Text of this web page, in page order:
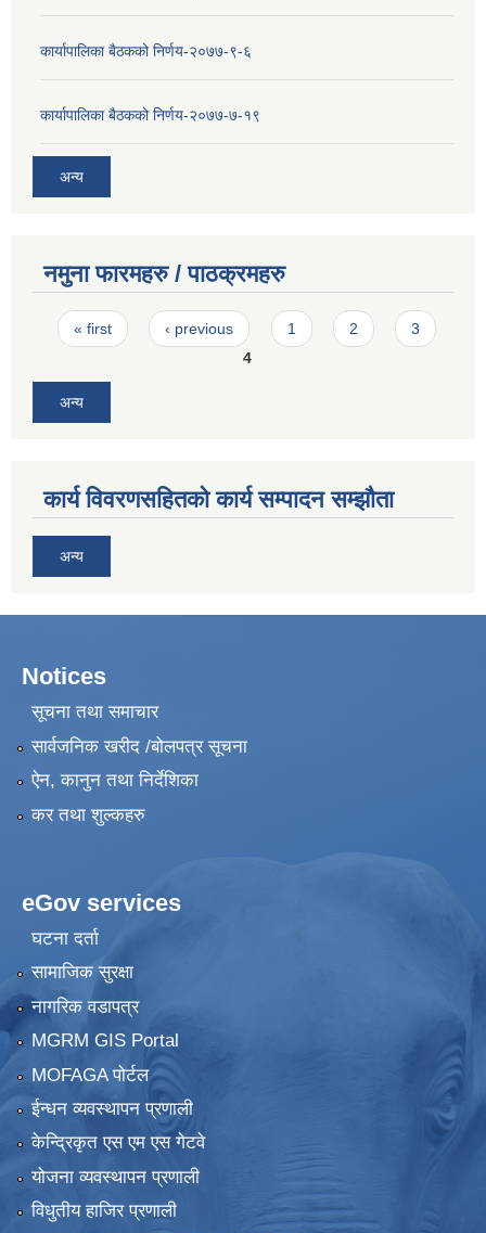
कार्यापालिका बैठकको निर्णय-२०७७-९-६
कार्यापालिका बैठकको निर्णय-२०७७-७-१९
अन्य
नमुना फारमहरु / पाठक्रमहरु
Pages
« first ‹ previous 1 2
3
4
अन्य
कार्य विवरणसहितको कार्य सम्पादन सम्झौता
अन्य
Notices
सूचना तथा समाचार
सार्वजनिक खरीद /बोलपत्र सूचना
ऐन, कानुन तथा निर्देशिका
कर तथा शुल्कहरु
eGov services
घटना दर्ता
सामाजिक सुरक्षा
नागरिक वडापत्र
MGRM GIS Portal
MOFAGA पोर्टल
ईन्धन व्यवस्थापन प्रणाली
केन्द्रिकृत एस एम एस गेटवे
योजना व्यवस्थापन प्रणाली
विधुतीय हाजिर प्रणाली